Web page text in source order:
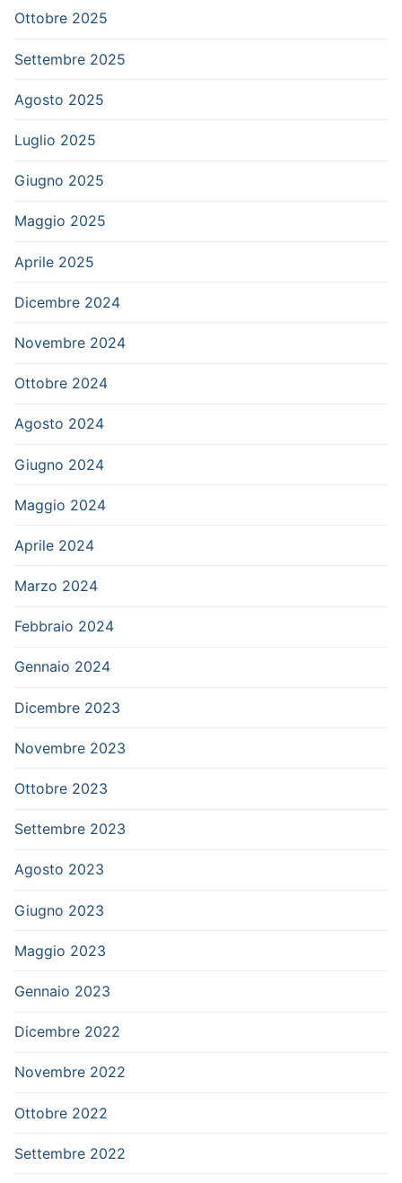
Ottobre 2025
Settembre 2025
Agosto 2025
Luglio 2025
Giugno 2025
Maggio 2025
Aprile 2025
Dicembre 2024
Novembre 2024
Ottobre 2024
Agosto 2024
Giugno 2024
Maggio 2024
Aprile 2024
Marzo 2024
Febbraio 2024
Gennaio 2024
Dicembre 2023
Novembre 2023
Ottobre 2023
Settembre 2023
Agosto 2023
Giugno 2023
Maggio 2023
Gennaio 2023
Dicembre 2022
Novembre 2022
Ottobre 2022
Settembre 2022